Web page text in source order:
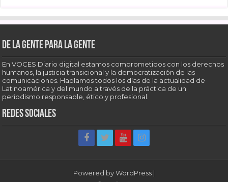
De la gente para la gente
En VOCES Diario digital estamos comprometidos con los derechos
humanos, la justicia transicional y la democratización de las
comunicaciones. Hablamos todos los días de la actualidad de
Latinoamérica y del mundo a través de la práctica de un
periodismo responsable, ético y profesional.
Redes sociales
Powered byWordPress |